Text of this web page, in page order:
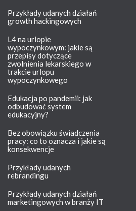
Przykłady udanych działań
growth hackingowych
L4 na urlopie
wypoczynkowym: jakie są
przepisy dotyczące
zwolnienia lekarskiego w
trakcie urlopu
wypoczynkowego
Edukacja po pandemii: jak
odbudować system
edukacyjny?
Bez obowiązku świadczenia
pracy: co to oznacza i jakie są
konsekwencje
Przykłady udanych
rebrandingu
Przykłady udanych działań
marketingowych w branży IT